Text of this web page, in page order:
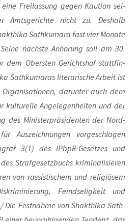
Frei­las­sung gegen Kau­ti­on sei­
Amts­ge­rich­te nicht zu. Des­halb
Sath­ku­ma­ra fast vier Mona­te
nächs­te Anhö­rung soll am 30.
dem Obers­ten Gerichts­hof statt­fin­
Sath­ku­ma­ras lite­ra­ri­sche Arbeit ist
Orga­ni­sa­tio­nen, dar­un­ter auch dem
kul­tu­rel­le Ange­le­gen­hei­ten und der
des Minis­ter­prä­si­den­ten der Nord­
Aus­zeich­nun­gen vor­ge­schla­gen
3(1) des IPb­pR-Geset­zes und
Straf­ge­setz­buchs kri­mi­na­li­sie­ren
von ras­sis­ti­schem und reli­giö­sem
Feind­se­lig­keit und
Die Fest­nah­me von Shakt­hi­ka Sath­